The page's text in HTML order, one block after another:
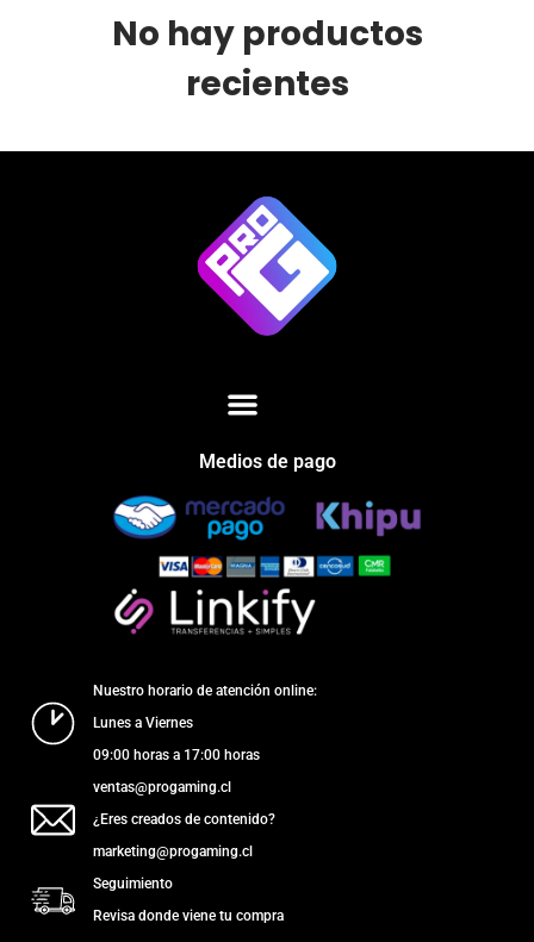
No hay productos
recientes
Medios de pago
Nuestro horario de atención online:
Lunes a Viernes
09:00 horas a 17:00 horas
ventas@progaming.cl
¿Eres creados de contenido?
marketing@progaming.cl
Seguimiento
Revisa donde viene tu compra